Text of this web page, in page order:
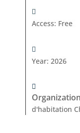
Access: Free
Year: 2026
Organization
d'habitation